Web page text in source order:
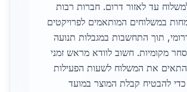
עד לאזור דרום. חברות רבות
במשלוחים המותאמים לפרויקטים
תוך התחשבות במגבלות תנועה
מקומיות. חשוב לוודא מראש זמני
את המשלוח לשעות הפעילות
כדי להבטיח קבלת המוצר במועד